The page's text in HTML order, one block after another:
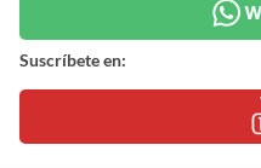
Suscríbete en: